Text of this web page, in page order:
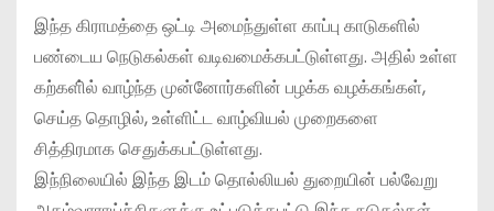
இந்த கிராமத்தை ஒட்டி அமைந்துள்ள காப்பு காடுகளில்
பண்டைய நெடுகல்கள் வடிவமைக்கபட்டுள்ளது. அதில் உள்ள
கற்களி்ல் வாழ்ந்த முன்னோர்களின் பழக்க வழக்கங்கள்,
செய்த தொழில், உள்ளிட்ட வாழ்வியல் முறைகளை
சித்திரமாக செதுக்கபட்டுள்ளது.
இந்நிலையில் இந்த இடம் தொல்லியல் துறையின் பல்வேறு